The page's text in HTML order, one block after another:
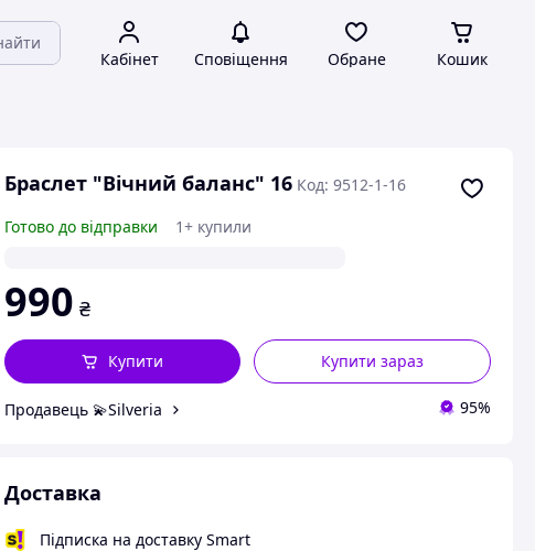
Кабінет Сповіщення Обране Кошик
Браслет "Вічний баланс" 16 Код: 9512-1-16
Готово до відправки
1+ купили
990 ₴
Купити зараз
Купити
Продавець 💫Silveria 95%
Доставка
Підписка на доставку Smart